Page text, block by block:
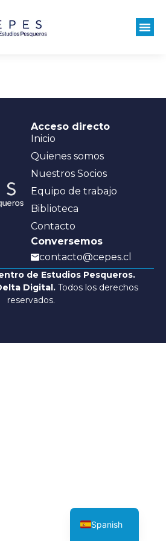
Acceso directo
Inicio
Quienes somos
Nuestros Socios
Equipo de trabajo
Biblioteca
Contacto
Conversemos
contacto@cepes.cl
de Estudios Pesqueros.
Digital.Todos los derechos
reservados.
Spanish